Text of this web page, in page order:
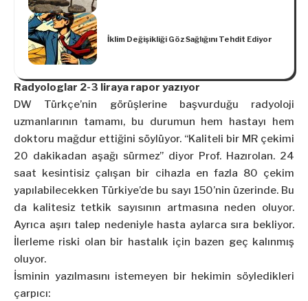
İklim Değişikliği Göz Sağlığını Tehdit Ediyor
Radyologlar 2-3 liraya rapor yazıyor
DW Türkçe’nin görüşlerine başvurduğu radyoloji
uzmanlarının tamamı, bu durumun hem hastayı hem
doktoru mağdur ettiğini söylüyor. “Kaliteli bir MR çekimi
20 dakikadan aşağı sürmez” diyor Prof. Hazırolan. 24
saat kesintisiz çalışan bir cihazla en fazla 80 çekim
yapılabilecekken Türkiye’de bu sayı 150’nin üzerinde. Bu
da kalitesiz tetkik sayısının artmasına neden oluyor.
Ayrıca aşırı talep nedeniyle hasta aylarca sıra bekliyor.
İlerleme riski olan bir hastalık için bazen geç kalınmış
oluyor.
İsminin yazılmasını istemeyen bir hekimin söyledikleri
çarpıcı: